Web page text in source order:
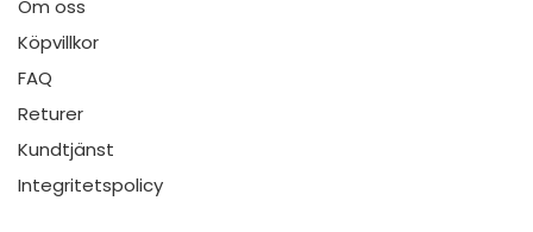
Om oss
Köpvillkor
FAQ
Returer
Kundtjänst
Integritetspolicy